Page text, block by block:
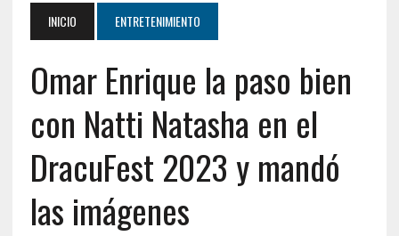
INICIO ENTRETENIMIENTO
Omar Enrique la paso bien
con Natti Natasha en el
DracuFest 2023 y mandó
las imágenes